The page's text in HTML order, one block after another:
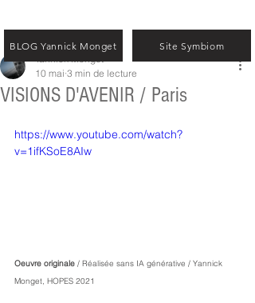
VISIONS D'AVENIR / Paris
Yannick Monget
10 mai 3 min de lecture
https://www.youtube.com/watch?
v=1ifKSoE8AIw
Oeuvre originale / Réalisée sans IA générative / Yannick
Monget, HOPES 2021
BLOG Yannick Monget Site Symbiom